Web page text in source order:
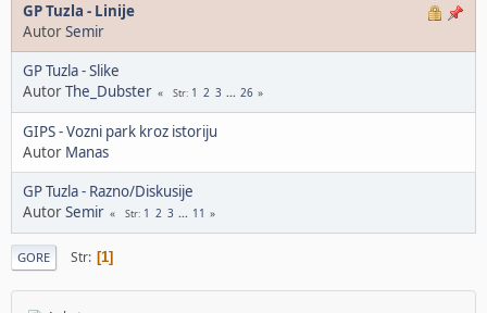
GP Tuzla - Linije
AutorSemir
GP Tuzla - Slike
AutorThe_Dubster Str 1 2 3 ... 26
GIPS - Vozni park kroz istoriju
Autor Manas
GP Tuzla - Razno/Diskusije
AutorSemir Str 1 2 3 ... 11
GORE Str 1